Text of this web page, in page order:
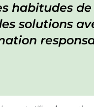
habitudes
solutions